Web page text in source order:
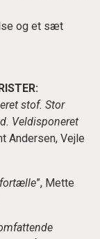
og et sæt
stof. Stor
Veldisponeret
Andersen, Vejle
fortælle”, Mette